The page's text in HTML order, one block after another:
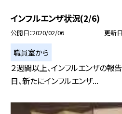
インフルエンザ状況(2/6)
公開日 2020/02/06 更新日
職員室から
２週間以上、インフルエンザの報
日、新たにインフルエンザ...